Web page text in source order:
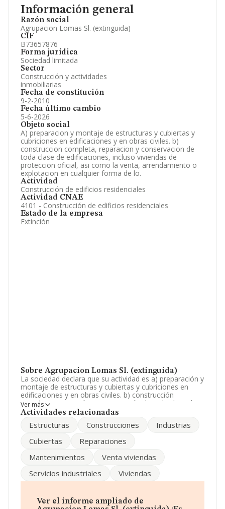
Información general
Razón social
Agrupacion Lomas Sl. (extinguida)
CIF
B73657876
Forma jurídica
Sociedad limitada
Sector
Construcción y actividades
inmobiliarias
Fecha de constitución
9-2-2010
Fecha último cambio
5-6-2026
Objeto social
A) preparacion y montaje de estructuras y cubiertas y
cubriciones en edificaciones y en obras civiles. b)
construccion completa, reparacion y conservacion de
toda clase de edificaciones, incluso viviendas de
proteccion oficial, asi como la venta, arrendamiento o
explotacion en cualquier forma de lo.
Actividad
Construcción de edificios residenciales
Actividad CNAE
4101 - Construcción de edificios residenciales
Estado de la empresa
Extinción
Sobre Agrupacion Lomas Sl. (extinguida)
La sociedad declara que su actividad es a) preparación y
montaje de estructuras y cubiertas y cubriciones en
edificaciones y en obras civiles. b) construcción
completa, reparación y conservación de toda clase de
edificaciones, incluso viviendas de proteccion oficial, así
cualquier forma de lo. La empresa está registrada como
corresponde a '%cnae%', cuyo Código es 4101. La
con NIF B73657876, tiene su domicilio social
establecido en Calle Pareton Ventas núm. 27, (30850),
Ver más
Actividades relacionadas
Estructuras Construcciones
Industrias
Cubiertas
Reparaciones
Mantenimientos
Venta viviendas
Servicios industriales
Viviendas
Ver el informe ampliado de
Información oficial y registral complementaria.